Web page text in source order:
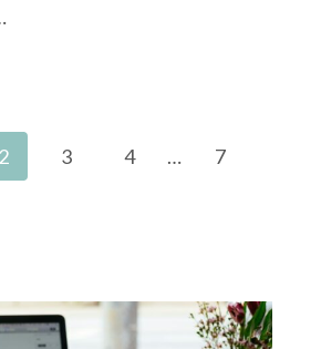
2 3 4 …
7